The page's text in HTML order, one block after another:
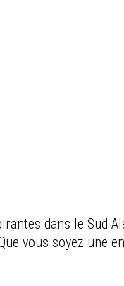
dans le Sud
vous soyez une